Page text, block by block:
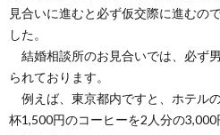
見合いに進むと必ず仮交際に進むの
した。
結婚相談所のお見合いでは、必ず
られております。
例えば、東京都内ですと、ホテル
杯1,500円のコーヒーを2人分の